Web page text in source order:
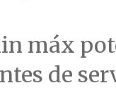
máx
de